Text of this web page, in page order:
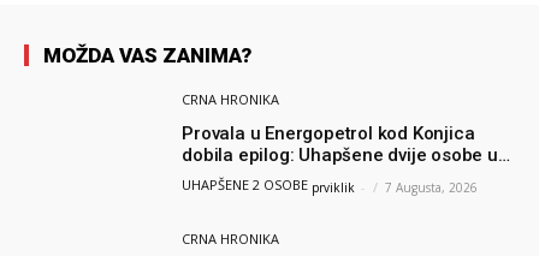
MOŽDA VAS ZANIMA?
CRNA HRONIKA
Provala u Energopetrol kod Konjica
dobila epilog: Uhapšene dvije osobe u
Čapljini i Jablanici
UHAPŠENE 2 OSOBE prviklik - 7 Augusta, 2026
CRNA HRONIKA